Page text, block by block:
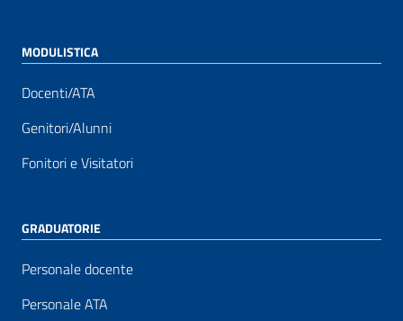
MODULISTICA
Docenti/ATA
Genitori/Alunni
Fonitori e Visitatori
GRADUATORIE
Personale docente
Personale ATA